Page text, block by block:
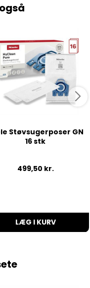
Støvsugerposer GN
16 stk
499,50 kr.
LÆG I KURV